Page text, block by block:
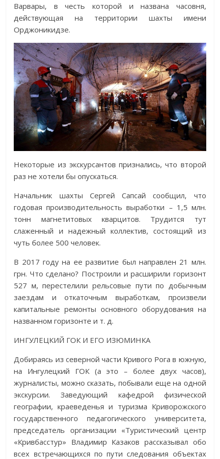
Варвары, в честь которой и названа часовня,
действующая на территории шахты имени
Орджоникидзе.
Некоторые из экскурсантов признались, что второй
раз не хотели бы опускаться.
Начальник шахты Сергей Сапсай сообщил, что
годовая производительность выработки – 1,5 млн.
тонн магнетитовых кварцитов. Трудится тут
слаженный и надежный коллектив, состоящий из
чуть более 500 человек.
В 2017 году на ее развитие был направлен 21 млн.
грн. Что сделано? Построили и расширили горизонт
527 м, перестелили рельсовые пути по добычным
заездам и откаточным выработкам, произвели
капитальные ремонты основного оборудования на
названном горизонте и т. д.
ИНГУЛЕЦКИЙ ГОК И ЕГО ИЗЮМИНКА
Добираясь из северной части Кривого Рога в южную,
на Ингулецкий ГОК (а это – более двух часов),
журналисты, можно сказать, побывали еще на одной
экскурсии. Заведующий кафедрой физической
географии, краеведенья и туризма Криворожского
государственного педагогического университета,
председатель организации «Туристический центр
«Кривбасстур» Владимир Казаков рассказывал обо
всех встречающихся по пути следования объектах